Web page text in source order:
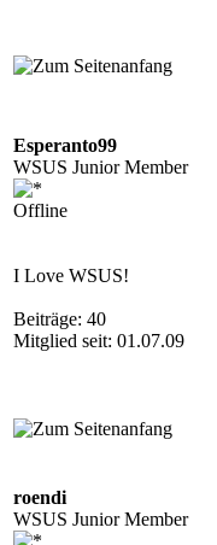
Esperanto99
WSUS Junior Member
Offline
I Love WSUS!
Beiträge: 40
Mitglied seit: 01.07.09
roendi
WSUS Junior Member